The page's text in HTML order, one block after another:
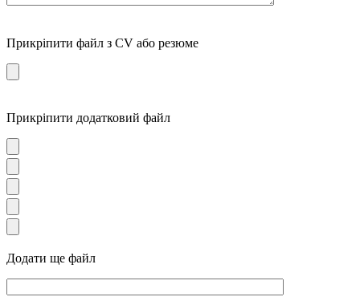
Прикріпити файл з CV або резюме
Прикріпити додатковий файл
Додати ще файл